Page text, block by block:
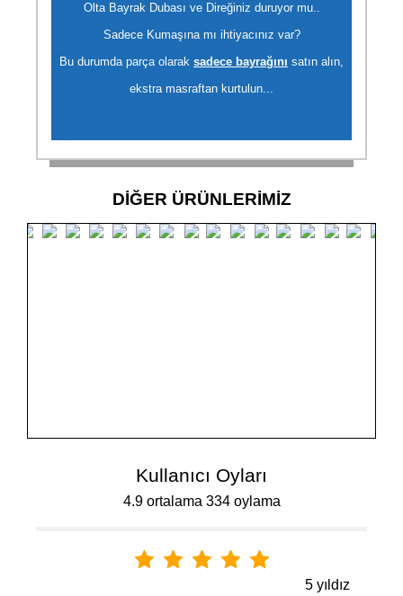
Olta Bayrak Dubası ve Direğiniz duruyor mu..
Sadece Kumaşına mı ihtiyacınız var?
Bu durumda parça olarak sadece bayrağını satın alın,
ekstra masraftan kurtulun...
DİĞER ÜRÜNLERİMİZ
Kullanıcı Oyları
4.9 ortalama 334 oylama
5 yıldız